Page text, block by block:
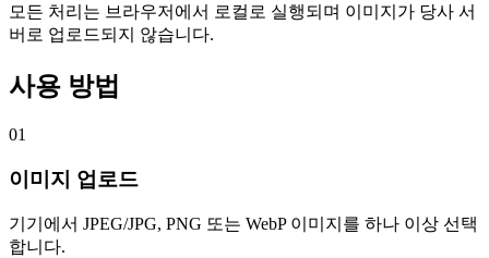
모든 처리는 브라우저에서 로컬로 실행되며 이미지가 당사 서
버로 업로드되지 않습니다.
사용 방법
01
이미지 업로드
기기에서 JPEG/JPG, PNG 또는 WebP 이미지를 하나 이상 선택
합니다.